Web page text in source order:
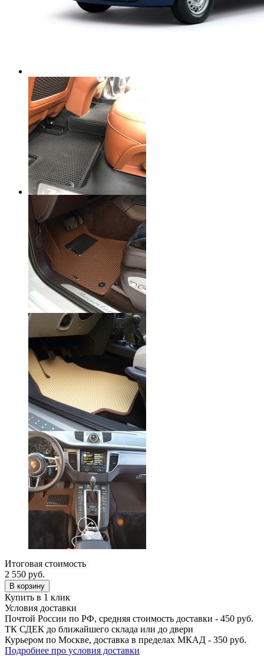
Итоговая стоимость
2 550 руб.
В корзину
Купить в 1 клик
Условия доставки
Почтой России по РФ, средняя стоимость доставки - 450 руб.
ТК СДЕК до ближайшего склада или до двери
Курьером по Москве, доставка в пределах МКАД - 350 руб.
Подробнее про условия доставки